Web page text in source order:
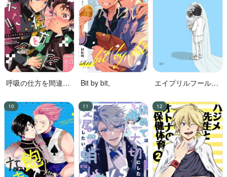
呼吸の仕方を間違え
Bit by bit,
エイプリルフールの